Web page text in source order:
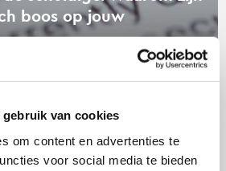
gebruik van cookies
om content en advertenties te
voor social media te bieden
boos op jouw